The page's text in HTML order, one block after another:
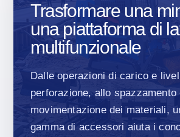
Trasformare una
una piattaforma di
multifunzionale
Dalle operazioni di carico e
perforazione, allo spazzamento
movimentazione dei materiali,
gamma di accessori aiuta i